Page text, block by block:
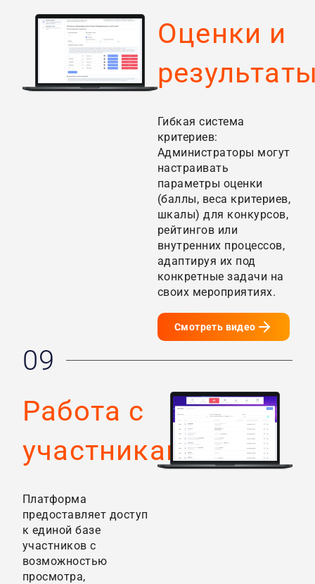
Оценки и
Гибкая система
критериев:
Администраторы могут
настраивать
параметры оценки
(баллы, веса критериев,
шкалы) для конкурсов,
рейтингов или
внутренних процессов,
адаптируя их под
конкретные задачи на
своих мероприятиях.
Смотреть видео
09
Работа с
участниками
Платформа
предоставляет доступ
к единой базе
участников с
возможностью
просмотра,